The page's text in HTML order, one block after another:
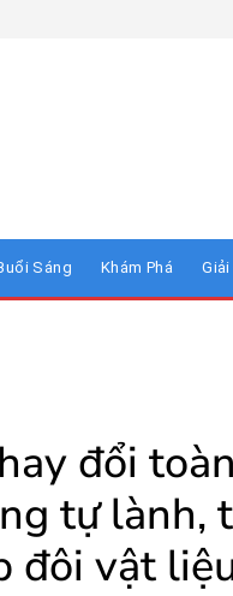
Sáng Khám Phá
đổi
tự lành,
đôi vật